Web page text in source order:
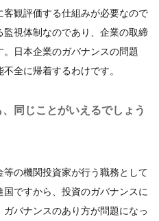
観評価する仕組みが必要なので
視体制なのであり、企業の取締
日本企業のガバナンスの問題
全に帰着するわけです。
同じことがいえるでしょう
の機関投資家が行う職務として
ですから、投資のガバナンスに
バナンスのあり方が問題になっ